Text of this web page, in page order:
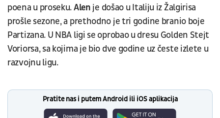
poena u proseku.Alen je došao u Italiju iz Žalgirisa
prošle sezone, a prethodno je tri godine branio boje
Partizana. U NBA ligi se oprobao u dresu Golden Stejt
Voriorsa, sa kojima je bio dve godine uz česte izlete u
razvojnu ligu.
Pratite nas i putem Android ili iOS aplikacija